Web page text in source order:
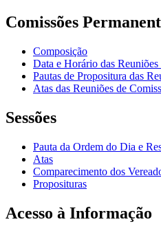
Comissões
Composição
Data e Horário das Reuniões
Pautas de Propositura das
Atas das Reuniões de
Sessões
Pauta da Ordem do Dia e
Atas
Comparecimento dos
Proposituras
Acesso à Informação